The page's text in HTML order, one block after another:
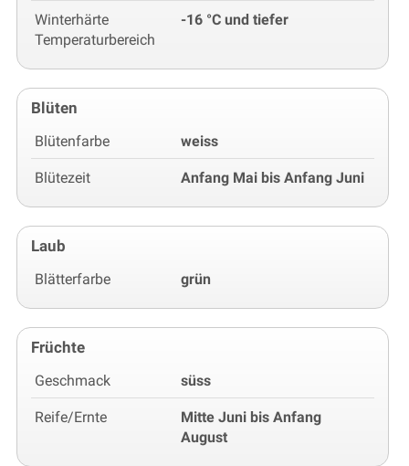
Winterhärte
Temperaturbereich
-16 °C und tiefer
Blüten
Blütenfarbe weiss
Blütezeit Anfang Mai bis Anfang Juni
Laub
Blätterfarbe grün
Früchte
Geschmack süss
Reife/Ernte
Mitte Juni bis Anfang
August